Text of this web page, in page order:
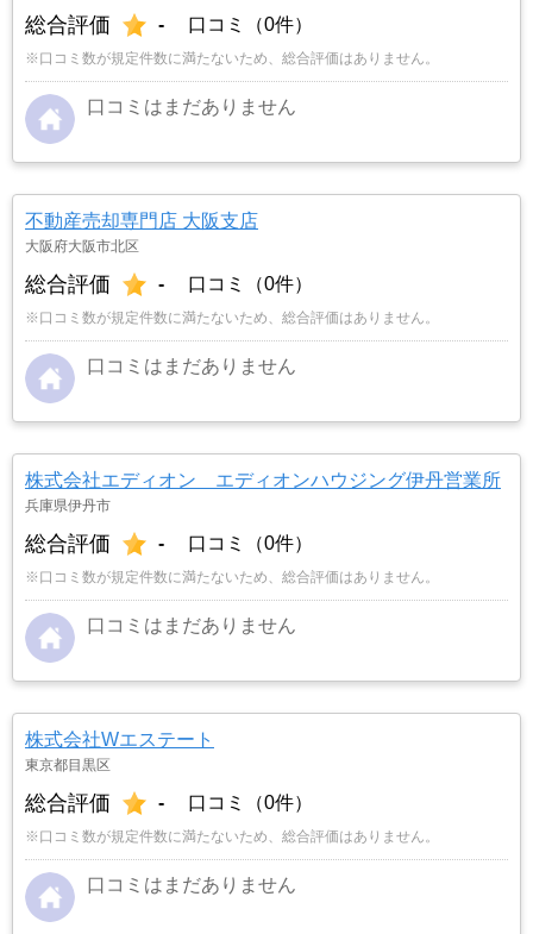
総合評価 - 口コミ（0件）
※口コミ数が規定件数に満たないため、総合評価はありません。
口コミはまだありません
不動産売却専門店 大阪支店
大阪府大阪市北区
総合評価 - 口コミ（0件）
※口コミ数が規定件数に満たないため、総合評価はありません。
口コミはまだありません
株式会社エディオン エディオンハウジング伊丹営業所
兵庫県伊丹市
総合評価 - 口コミ（0件）
※口コミ数が規定件数に満たないため、総合評価はありません。
口コミはまだありません
株式会社Wエステート
東京都目黒区
総合評価 - 口コミ（0件）
※口コミ数が規定件数に満たないため、総合評価はありません。
口コミはまだありません